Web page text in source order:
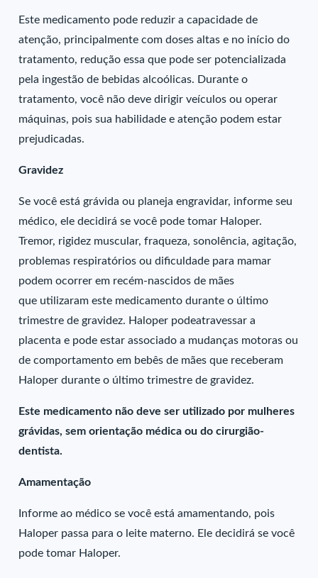
Este medicamento pode reduzir a capacidade de
atenção, principalmente com doses altas e no início do
tratamento, redução essa que pode ser potencializada
pela ingestão de bebidas alcoólicas. Durante o
tratamento, você não deve dirigir veículos ou operar
máquinas, pois sua habilidade e atenção podem estar
prejudicadas.
Gravidez
Se você está grávida ou planeja engravidar, informe seu
médico, ele decidirá se você pode tomar Haloper.
Tremor, rigidez muscular, fraqueza, sonolência, agitação,
problemas respiratórios ou dificuldade para mamar
podem ocorrer em recém-nascidos de mães
que utilizaram este medicamento durante o último
trimestre de gravidez. Haloper podeatravessar a
placenta e pode estar associado a mudanças motoras ou
de comportamento em bebês de mães que receberam
Haloper durante o último trimestre de gravidez.
Este medicamento não deve ser utilizado por mulheres
grávidas, sem orientação médica ou do cirurgião-
dentista.
Amamentação
Informe ao médico se você está amamentando, pois
Haloper passa para o leite materno. Ele decidirá se você
pode tomar Haloper.